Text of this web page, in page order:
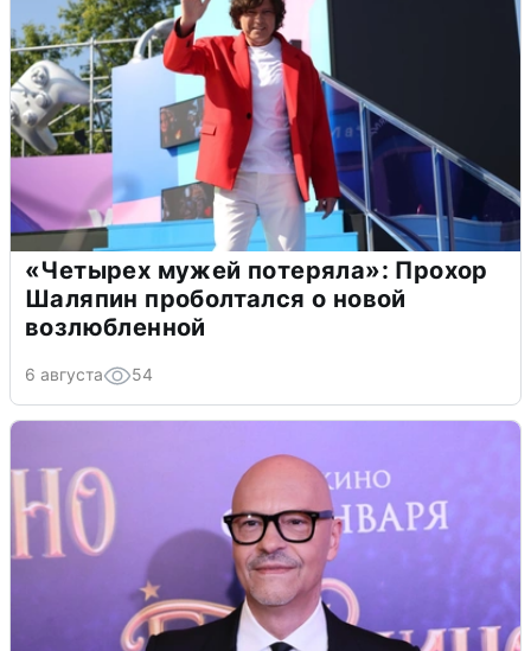
«Четырех мужей потеряла»: Прохор
Шаляпин проболтался о новой
возлюбленной
6 августа 54